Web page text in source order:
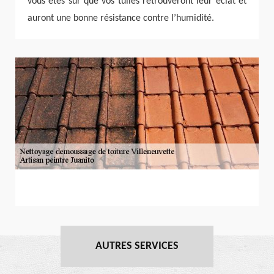
auront une bonne résistance contre l’humidité.
AUTRES SERVICES